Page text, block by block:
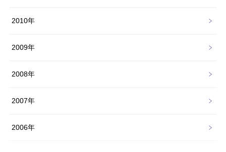
2010年
2009年
2008年
2007年
2006年